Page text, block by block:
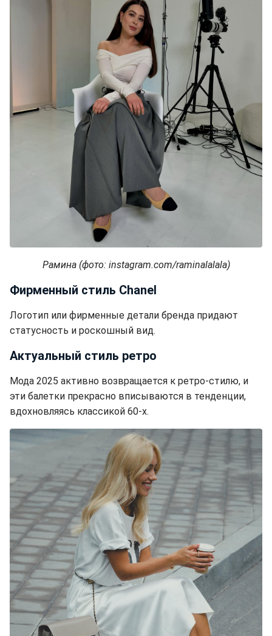
Рамина (фото: instagram.com/raminalalala)
Фирменный стиль Chanel
Логотип или фирменные детали бренда придают
статусность и роскошный вид.
Актуальный стиль ретро
Мода 2025 активно возвращается к ретро-стилю, и
эти балетки прекрасно вписываются в тенденции,
вдохновляясь классикой 60-х.